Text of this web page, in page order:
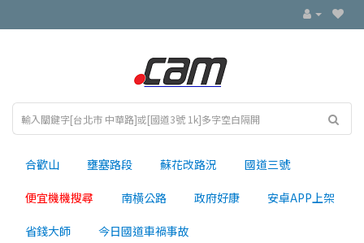
合歡山 壅塞路段 蘇花改路況 國道三號
便宜機機搜尋 南横公路 政府好康 安卓APP上架
省錢大師 今日國道車禍事故